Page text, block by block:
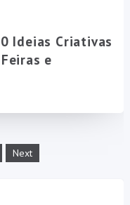
Ideias Criativas
e
Next